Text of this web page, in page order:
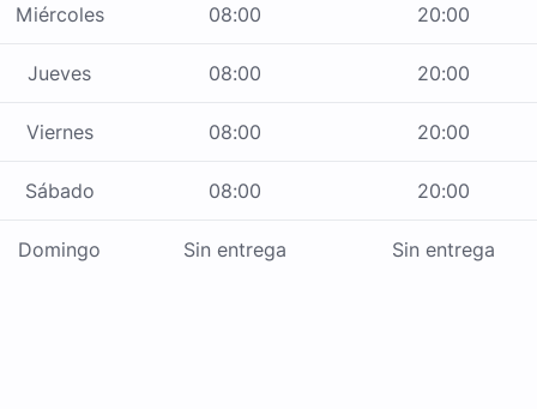
Miércoles 08:00 20:00
Jueves 08:00 20:00
Viernes 08:00 20:00
Sábado 08:00 20:00
Domingo Sin entrega Sin entrega